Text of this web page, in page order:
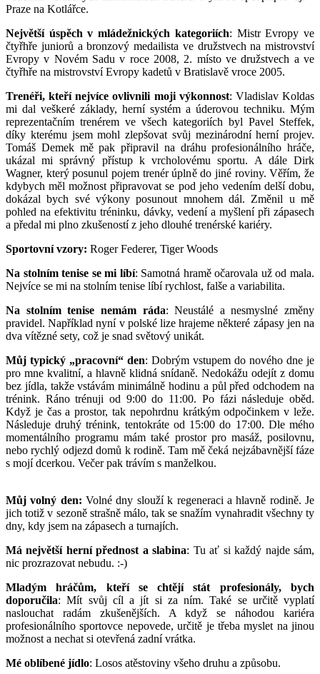
Praze na Kotlářce.
Největší úspěch v mládežnických kategoriích: Mistr Evropy ve
čtyřhře juniorů a bronzový medailista ve družstvech na mistrovství
Evropy v Novém Sadu v roce 2008, 2. místo ve družstvech a ve
čtyřhře na mistrovství Evropy kadetů v Bratislavě vroce 2005.
Trenéři, kteří nejvíce ovlivnili moji výkonnost: Vladislav Koldas
mi dal veškeré základy, herní systém a úderovou techniku. Mým
reprezentačním trenérem ve všech kategoriích byl Pavel Steffek,
díky kterému jsem mohl zlepšovat svůj mezinárodní herní projev.
Tomáš Demek mě pak připravil na dráhu profesionálního hráče,
ukázal mi správný přístup k vrcholovému sportu. A dále Dirk
Wagner, který posunul pojem trenér úplně do jiné roviny. Věřím, že
kdybych měl možnost připravovat se pod jeho vedením delší dobu,
dokázal bych své výkony posunout mnohem dál. Změnil u mě
pohled na efektivitu tréninku, dávky, vedení a myšlení při zápasech
a předal mi plno zkušeností z jeho dlouhé trenérské kariéry.
Sportovní vzory: Roger Federer, Tiger Woods
Na stolním tenise se mi líbí: Samotná hramě očarovala už od mala.
Nejvíce se mi na stolním tenise líbí rychlost, falše a variabilita.
Na stolním tenise nemám ráda: Neustálé a nesmyslné změny
pravidel. Například nyní v polské lize hrajeme některé zápasy jen na
dva vítězné sety, což je snad světový unikát.
Můj typický „pracovní“ den: Dobrým vstupem do nového dne je
pro mne kvalitní, a hlavně klidná snídaně. Nedokážu odejít z domu
bez jídla, takže vstávám minimálně hodinu a půl před odchodem na
trénink. Ráno trénuji od 9:00 do 11:00. Po fázi následuje oběd.
Když je čas a prostor, tak nepohrdnu krátkým odpočinkem v leže.
Následuje druhý trénink, tentokráte od 15:00 do 17:00. Dle mého
momentálního programu mám také prostor pro masáž, posilovnu,
nebo rychlý odjezd domů k rodině. Tam mě čeká nejzábavnější fáze
s mojí dcerkou. Večer pak trávím s manželkou.
Můj volný den: Volné dny slouží k regeneraci a hlavně rodině. Je
jich totiž v sezoně strašně málo, tak se snažím vynahradit všechny ty
dny, kdy jsem na zápasech a turnajích.
Má největší herní přednost a slabina: Tu ať si každý najde sám,
nic prozrazovat nebudu. :-)
Mladým hráčům, kteří se chtějí stát profesionály, bych
doporučila: Mít svůj cíl a jít si za ním. Také se určitě vyplatí
naslouchat radám zkušenějších. A když se náhodou kariéra
profesionálního sportovce nepovede, určitě je třeba myslet na jinou
možnost a nechat si otevřená zadní vrátka.
Mé oblíbené jídlo: Losos atěstoviny všeho druhu a způsobu.